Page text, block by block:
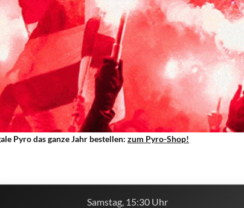
Pyro das ganze Jahr bestellen:zum Pyro-Shop!
Samstag, 15:30 Uhr